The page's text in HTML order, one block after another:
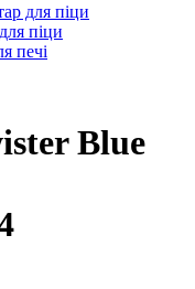
для піци
піци
печі
Blue